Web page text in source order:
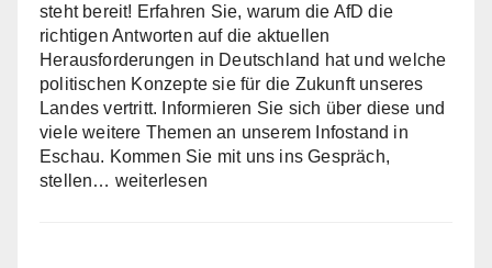
steht bereit! Erfahren Sie, warum die AfD die
richtigen Antworten auf die aktuellen
Herausforderungen in Deutschland hat und welche
politischen Konzepte sie für die Zukunft unseres
Landes vertritt. Informieren Sie sich über diese und
viele weitere Themen an unserem Infostand in
Eschau. Kommen Sie mit uns ins Gespräch,
stellen… Infostand
weiterlesen